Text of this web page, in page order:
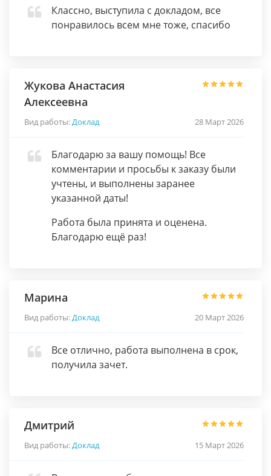
Классно, выступила с докладом, все
понравилось всем мне тоже, спасибо
Жукова Анастасия
Алексеевна
Вид работы:Доклад 28 Март 2026
Благодарю за вашу помощь! Все
комментарии и просьбы к заказу были
учтены, и выполнены заранее
указанной даты!
Работа была принята и оценена.
Благодарю ещё раз!
Марина
Вид работы:Доклад 20 Март 2026
Все отлично, работа выполнена в срок,
получила зачет.
Дмитрий
Вид работы:Доклад 15 Март 2026